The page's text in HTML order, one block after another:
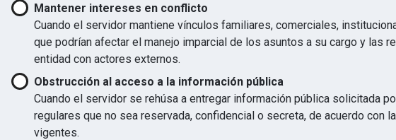
Mantener intereses en conflicto
Cuando el servidor mantiene vínculos familiares, comerciales,
que podrían afectar el manejo imparcial de los asuntos a su cargo y las
entidad con actores externos.
Obstrucción al acceso a la información pública
Cuando el servidor se rehúsa a entregar información pública solicitada
regulares que no sea reservada, confidencial o secreta, de acuerdo con
vigentes.